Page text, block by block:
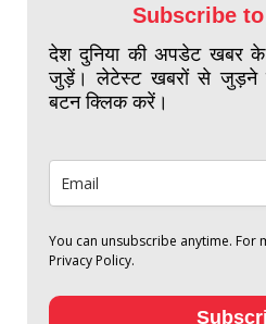
Subscribe
देश दुनिया की अपडेट खबर
जुड़ें। लेटेस्ट खबरों से जुड़ने
बटन क्लिक करें।
You can unsubscribe anytime. For
Privacy Policy.